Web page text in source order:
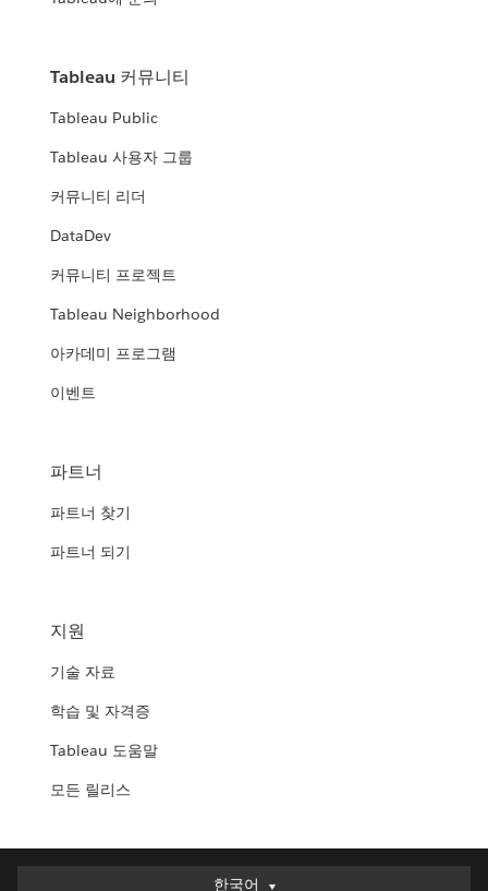
Tableau 커뮤니티
Tableau Public
Tableau 사용자 그룹
커뮤니티 리더
DataDev
커뮤니티 프로젝트
Tableau Neighborhood
아카데미 프로그램
이벤트
파트너
파트너 찾기
파트너 되기
지원
기술 자료
학습 및 자격증
Tableau 도움말
모든 릴리스
한국어
한국어